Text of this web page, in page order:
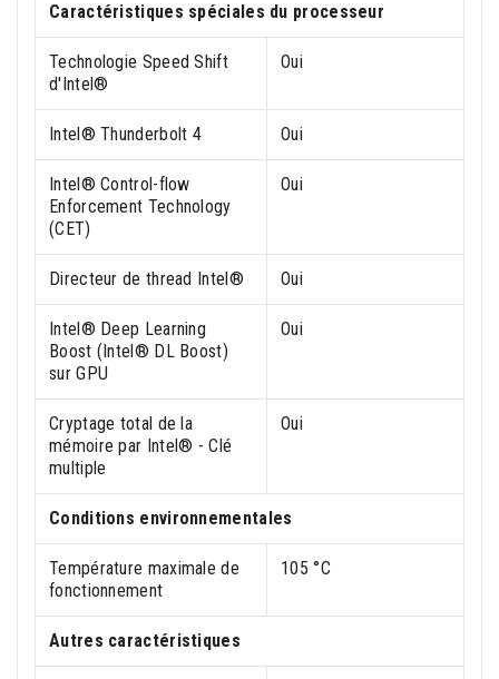
Caractéristiques spéciales du processeur
Technologie Speed Shift
d'Intel®
Oui
Intel® Thunderbolt 4 Oui
Intel® Control-flow
Enforcement Technology
(CET)
Oui
Directeur de thread Intel® Oui
Intel® Deep Learning
Boost (Intel® DL Boost)
sur GPU
Oui
Cryptage total de la
mémoire par Intel® - Clé
multiple
Oui
Conditions environnementales
Température maximale de
fonctionnement
105 °C
Autres caractéristiques